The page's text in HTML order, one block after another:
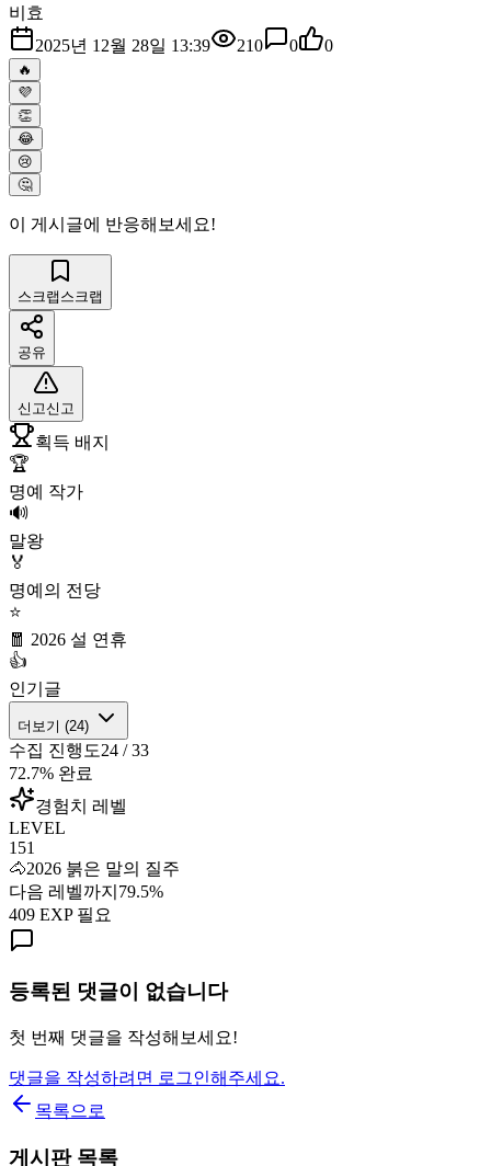
비효
2025년 12월 28일 13:39
210 0 0
🔥
💜
👏
😂
😢
🤔
이 게시글에 반응해보세요!
스크랩 스크랩
공유
신고신고
획득 배지
🏆
명예 작가
🔊
말왕
🏅
명예의 전당
⭐
🧧 2026 설 연휴
👍
인기글
더보기 (24)
수집 진행도24 /33
72.7% 완료
경험치 레벨
LEVEL
151
🐴2026 붉은 말의 질주
다음 레벨까지 79.5%
409 EXP 필요
등록된 댓글이 없습니다
첫 번째 댓글을 작성해보세요!
댓글을 작성하려면 로그인해주세요.
목록으로
게시판 목록